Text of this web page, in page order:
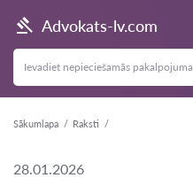
Advokats-lv.com
Sākumlapa Raksti
28.01.2026